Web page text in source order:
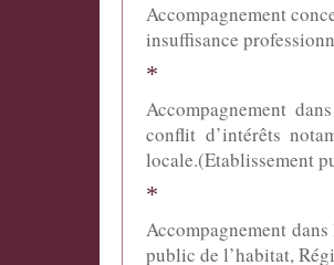
Accompagnement
insuffisance
*
Accompagnement
conflit d’intérêts
locale.(Etablissement
*
Accompagnement
public de l’habitat,